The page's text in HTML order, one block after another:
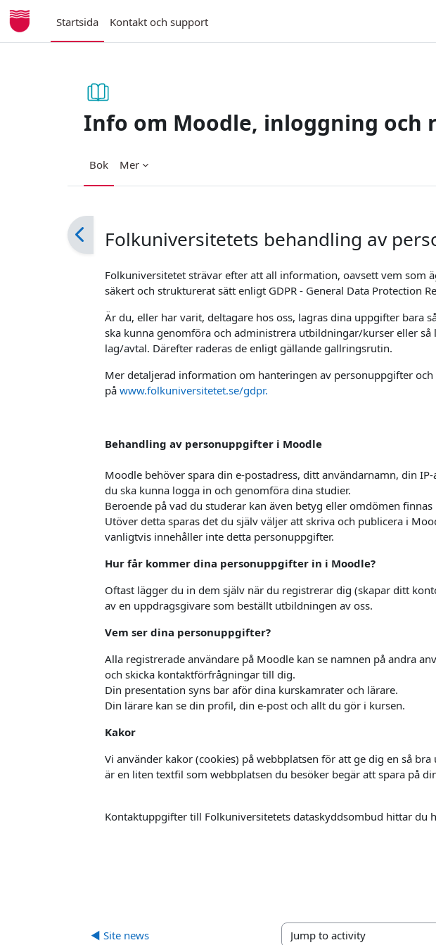
Gå direkt till huvudinnehåll
Startsida
Kontakt och support
Info om Moodle, inloggning och
Bok Mer
Folkuniversitetets behandling av
Folkuniversitetet strävar efter att all information, oavsett vem som
säkert och strukturerat sätt enligt GDPR - General Data Protection
Är du, eller har varit, deltagare hos oss, lagras dina uppgifter bara
ska kunna genomföra och administrera utbildningar/kurser eller
lag/avtal. Därefter raderas de enligt gällande gallringsrutin.
Mer detaljerad information om hanteringen av personuppgifter
påwww.folkuniversitetet.se/gdpr.
Behandling av personuppgifter i Moodle
Moodle behöver spara din e-postadress, ditt användarnamn, din
du ska kunna logga in och genomföra dina studier.
Beroende på vad du studerar kan även betyg eller omdömen
Utöver detta sparas det du själv väljer att skriva och publicera i
vanligtvis innehåller inte detta personuppgifter.
Hur får kommer dina personuppgifter in i Moodle?
Oftast lägger du in dem själv när du registrerar dig (skapar ditt
av en uppdragsgivare som beställt utbildningen av oss.
Vem ser dina personuppgifter?
Alla registrerade användare på Moodle kan se namnen på andra
och skicka kontaktförfrågningar till dig.
Din presentation syns bar aför dina kurskamrater och lärare.
Din lärare kan se din profil, din e-post och allt du gör i kursen.
Kakor
Vi använder kakor (cookies) på webbplatsen för att ge dig en så
är en liten textfil som webbplatsen du besöker begär att spara på
Kontaktuppgifter till Folkuniversitetets dataskyddsombud hittar du
◀︎ Site news Jump to activity